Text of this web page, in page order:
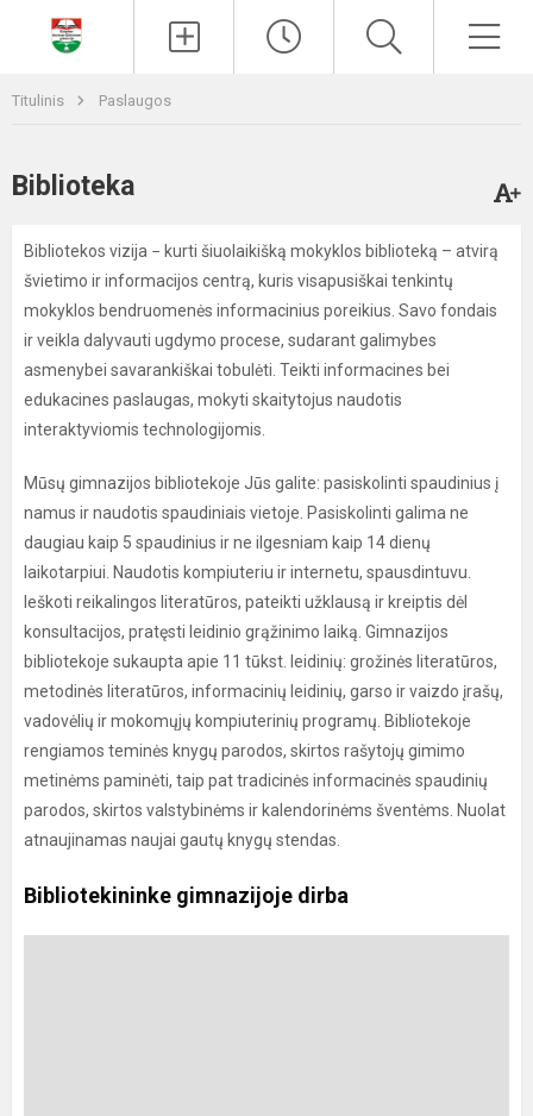
Titulinis Paslaugos
Biblioteka
Bibliotekos vizija − kurti šiuolaikišką mokyklos biblioteką – atvirą
švietimo ir informacijos centrą, kuris visapusiškai tenkintų
mokyklos bendruomenės informacinius poreikius. Savo fondais
ir veikla dalyvauti ugdymo procese, sudarant galimybes
asmenybei savarankiškai tobulėti. Teikti informacines bei
edukacines paslaugas, mokyti skaitytojus naudotis
interaktyviomis technologijomis.
Mūsų gimnazijos bibliotekoje Jūs galite: pasiskolinti spaudinius į
namus ir naudotis spaudiniais vietoje. Pasiskolinti galima ne
daugiau kaip 5 spaudinius ir ne ilgesniam kaip 14 dienų
laikotarpiui. Naudotis kompiuteriu ir internetu, spausdintuvu.
Ieškoti reikalingos literatūros, pateikti užklausą ir kreiptis dėl
konsultacijos, pratęsti leidinio grąžinimo laiką. Gimnazijos
bibliotekoje sukaupta apie 11 tūkst. leidinių: grožinės literatūros,
metodinės literatūros, informacinių leidinių, garso ir vaizdo įrašų,
vadovėlių ir mokomųjų kompiuterinių programų. Bibliotekoje
rengiamos teminės knygų parodos, skirtos rašytojų gimimo
metinėms paminėti, taip pat tradicinės informacinės spaudinių
parodos, skirtos valstybinėms ir kalendorinėms šventėms. Nuolat
atnaujinamas naujai gautų knygų stendas.
Bibliotekininke gimnazijoje dirba